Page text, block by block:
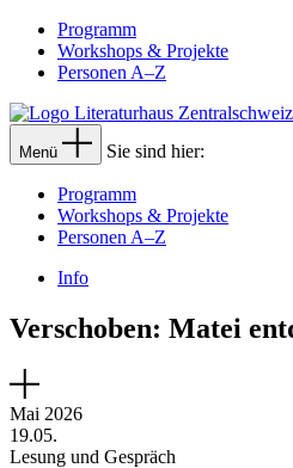
Programm
Workshops & Projekte
Personen A–Z
Menü Sie sind hier:
Programm
Workshops & Projekte
Personen A–Z
Info
Verschoben: Matei
Mai 2026
19.05.
Lesung und Gespräch